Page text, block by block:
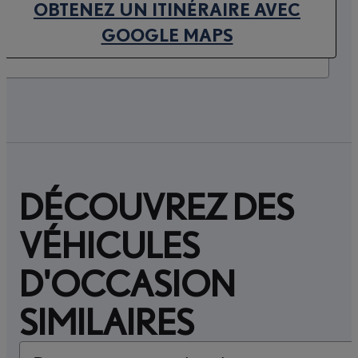
OBTENEZ UN ITINÉRAIRE AVEC
GOOGLE MAPS(OPENS IN NEW TAB)
DÉCOUVREZ DES
VÉHICULES
D'OCCASION
SIMILAIRES